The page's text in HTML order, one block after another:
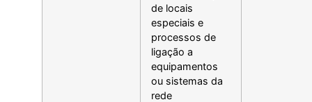
de locais
especiais e
processos de
ligação a
equipamentos
ou sistemas da
rede